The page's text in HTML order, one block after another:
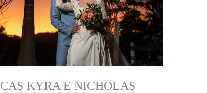
CAS KYRA E NICHOLAS